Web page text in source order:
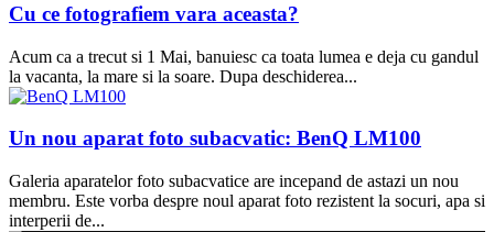
Cu ce fotografiem vara aceasta?
Acum ca a trecut si 1 Mai, banuiesc ca toata lumea e deja cu gandul
la vacanta, la mare si la soare. Dupa deschiderea...
Un nou aparat foto subacvatic: BenQ LM100
Galeria aparatelor foto subacvatice are incepand de astazi un nou
membru. Este vorba despre noul aparat foto rezistent la socuri, apa si
interperii de...